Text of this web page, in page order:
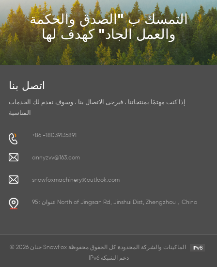
التمسك ب "الصدق والحكمة
والعمل الجاد" كهدف لها
اتصل بنا
إذا كنت مهتمًا بمنتجاتنا ، فيرجى الاتصال بنا ، وسوف نقدم لك الخدمات
المناسبة
+86 -18039135891
annyzvv@163.com
snowfoxmachinery@outlook.com
عنوان : 95 North of Jingsan Rd, Jinshui Dist, Zhengzhou，China
IPv6 دعم الشبكة